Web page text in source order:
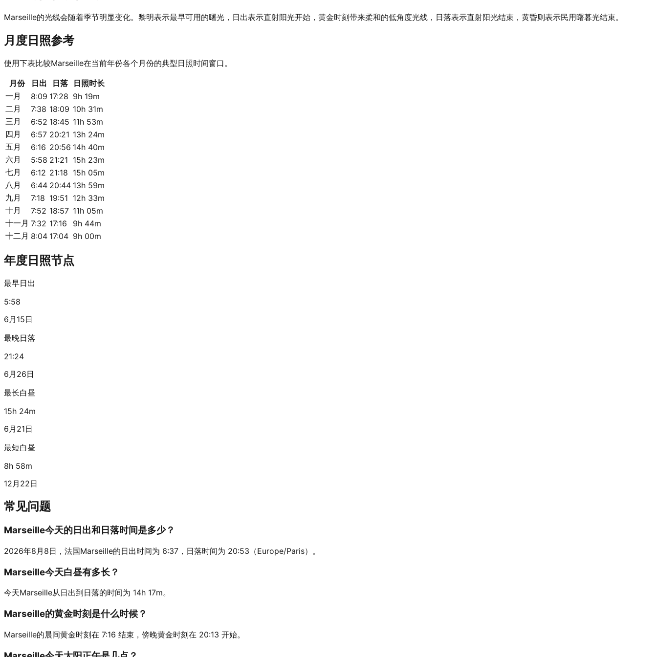
Marseille的光线会随着季节明显变化。黎明表示最早可用的曙光，日出表示直射阳光开始，黄金时刻带来柔和的低角度光线，日落表示直射阳光结束，黄昏则表示民用曙暮光结束。
月度日照参考
使用下表比较Marseille在当前年份各个月份的典型日照时间窗口。
月份 日出 日落
日照时长
一月
8:09 17:28 9h 19m
二月
7:38 18:09 10h 31m
三月
6:52 18:45 11h 53m
四月
6:57 20:21 13h 24m
五月
6:16 20:56 14h 40m
六月
5:58 21:21 15h 23m
七月
6:12 21:18 15h 05m
八月
6:44 20:44 13h 59m
九月
7:18 19:51 12h 33m
十月
7:52 18:57 11h 05m
十一月 7:32 17:16
9h 44m
十二月 8:04 17:04 9h 00m
年度日照节点
最早日出
5:58
6月15日
最晚日落
21:24
6月26日
最长白昼
15h 24m
6月21日
最短白昼
8h 58m
12月22日
常见问题
Marseille今天的日出和日落时间是多少？
2026年8月8日，法国Marseille的日出时间为 6:37，日落时间为 20:53（Europe/Paris）。
Marseille今天白昼有多长？
今天Marseille从日出到日落的时间为 14h 17m。
Marseille的黄金时刻是什么时候？
Marseille的晨间黄金时刻在 7:16 结束，傍晚黄金时刻在 20:13 开始。